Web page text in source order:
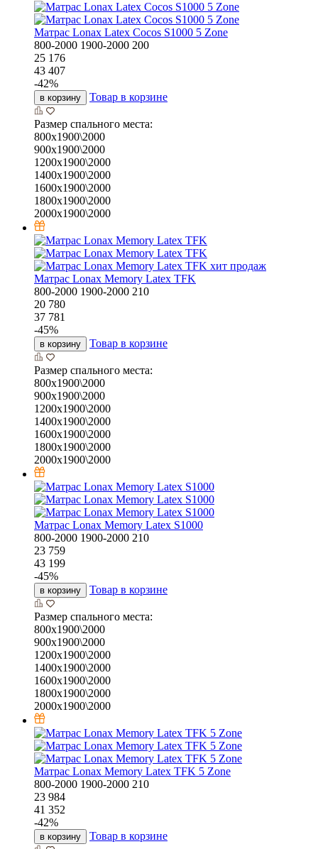
Матрас Lonax Latex Cocos S1000 5 Zone
800-2000 1900-2000 200
25 176
43 407
-42%
в корзину Товар в корзине
Размер спального места:
800х1900\2000
900х1900\2000
1200х1900\2000
1400х1900\2000
1600х1900\2000
1800х1900\2000
2000х1900\2000
хит продаж
Матрас Lonax Memory Latex TFK
800-2000 1900-2000 210
20 780
37 781
-45%
в корзину Товар в корзине
Размер спального места:
800х1900\2000
900х1900\2000
1200х1900\2000
1400х1900\2000
1600х1900\2000
1800х1900\2000
2000х1900\2000
Матрас Lonax Memory Latex S1000
800-2000 1900-2000 210
23 759
43 199
-45%
в корзину Товар в корзине
Размер спального места:
800х1900\2000
900х1900\2000
1200х1900\2000
1400х1900\2000
1600х1900\2000
1800х1900\2000
2000х1900\2000
Матрас Lonax Memory Latex TFK 5 Zone
800-2000 1900-2000 210
23 984
41 352
-42%
в корзину Товар в корзине